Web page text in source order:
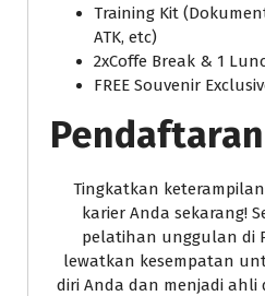
Training Kit
ATK, etc)
2xCoffe Break & 1
FREE Souvenir
Tingkatkan
karier Anda sekarang!
pelatihan unggulan di
lewatkan kesempatan
diri Anda dan menjadi ahli